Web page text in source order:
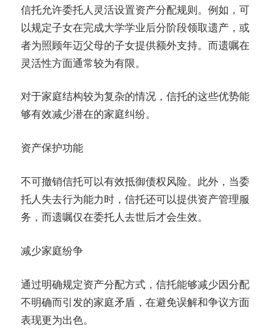
信托允许委托人灵活设置资产分配规则。例如，可
以规定子女在完成大学学业后分阶段领取遗产，或
者为照顾年迈父母的子女提供额外支持。而遗嘱在
灵活性方面通常较为有限。
对于家庭结构较为复杂的情况，信托的这些优势能
够有效减少潜在的家庭纠纷。
资产保护功能
不可撤销信托可以有效抵御债权风险。此外，当委
托人失去行为能力时，信托还可以提供资产管理服
务，而遗嘱仅在委托人去世后才会生效。
减少家庭纷争
通过明确规定资产分配方式，信托能够减少因分配
不明确而引发的家庭矛盾，在避免误解和争议方面
表现更为出色。